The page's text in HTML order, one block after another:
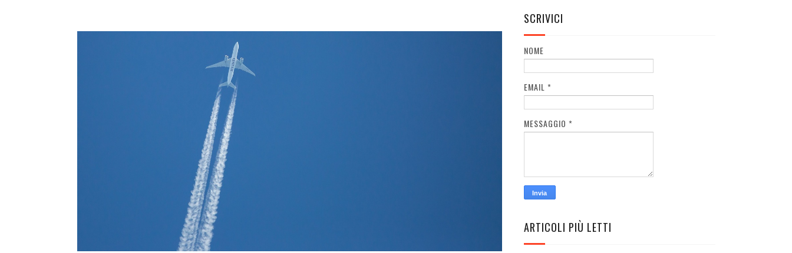
SCRIVICI
NOME
EMAIL *
MESSAGGIO *
ARTICOLI PIÙ LETTI